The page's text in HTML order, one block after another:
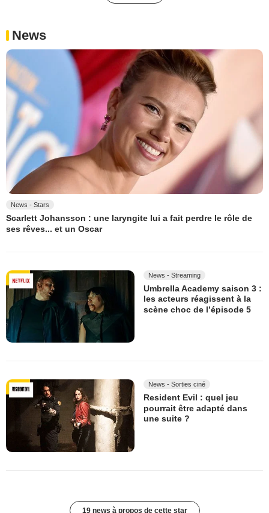
News
News - Stars
Scarlett Johansson : une laryngite lui a fait perdre le rôle de
ses rêves... et un Oscar
News - Streaming
Umbrella Academy saison 3 :
les acteurs réagissent à la
scène choc de l’épisode 5
News - Sorties ciné
Resident Evil : quel jeu
pourrait être adapté dans
une suite ?
19 news à propos de cette star